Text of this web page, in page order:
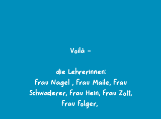
Voilà –
die Lehrerinnen:
Frau Nagel , Frau Maile, Frau
Schwaderer, Frau Hein, Frau Zott,
Frau Folger,